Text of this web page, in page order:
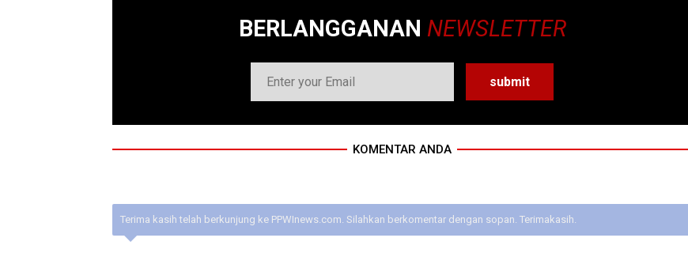
BERLANGGANAN NEWSLETTER
KOMENTAR ANDA
Terima kasih telah berkunjung ke PPWInews.com. Silahkan berkomentar dengan sopan. Terimakasih.